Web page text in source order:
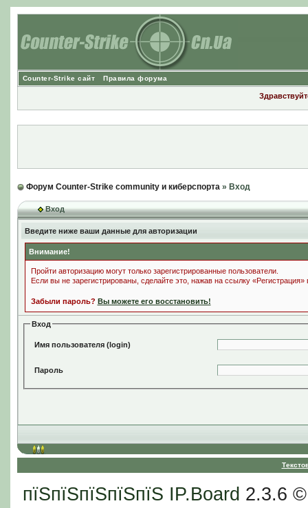
Counter-Strike сайт Правила форума
Форум Counter-Strike community и киберспорта» Вход
Вход
Введите ниже ваши данные для авторизации
Внимание!
Пройти авторизацию могут только зарегистрированные пользователи.
Если вы не зарегистрированы, сделайте это, нажав на ссылку
Забыли пароль? Вы можете его восстановить!
Вход
Имя пользователя (login)
Пароль
пїЅпїЅпїЅпїЅпїЅ IP.Board 2.3.6